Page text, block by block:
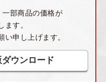
部商品の価格が
す。
申し上げます。
ウンロード